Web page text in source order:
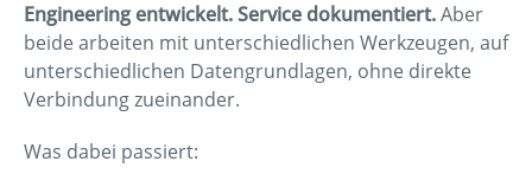
Engineering entwickelt. Service dokumentiert.Aber
beide arbeiten mit unterschiedlichen Werkzeugen, auf
unterschiedlichen Datengrundlagen, ohne direkte
Verbindung zueinander.
Was dabei passiert: